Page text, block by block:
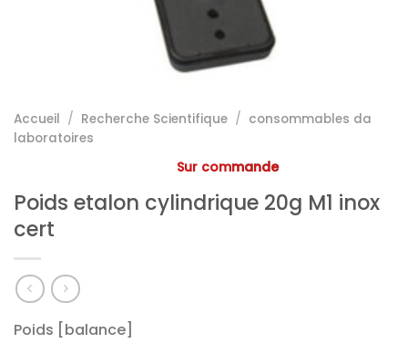
Accueil / Recherche Scientifique / consommables da
laboratoires
Sur commande
Poids etalon cylindrique 20g M1 inox
cert
Poids [balance]